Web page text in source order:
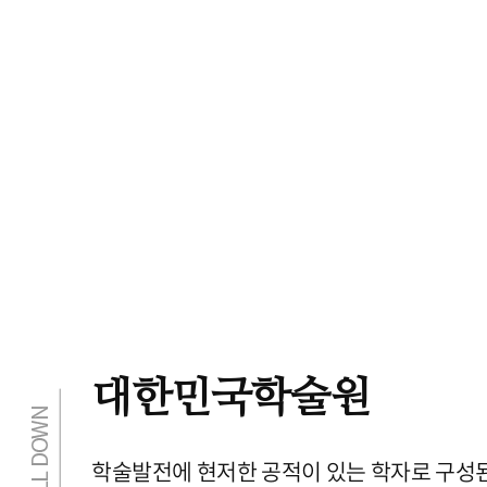
대한민국학술원
학술발전에 현저한 공적이 있는 학자로 구성